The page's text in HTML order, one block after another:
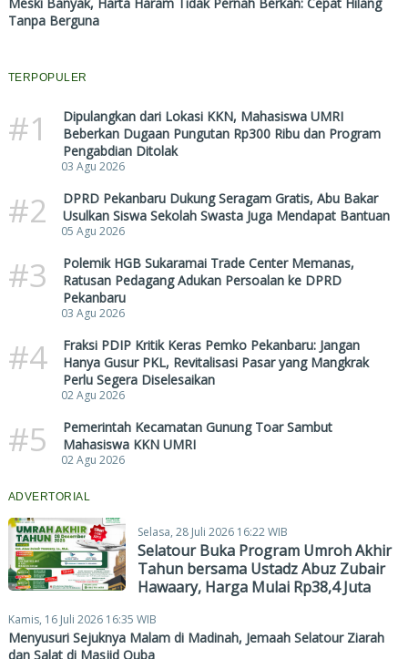
Meski Banyak, Harta Haram Tidak Pernah Berkah: Cepat Hilang
Tanpa Berguna
TERPOPULER
#1
Dipulangkan dari Lokasi KKN, Mahasiswa UMRI
Beberkan Dugaan Pungutan Rp300 Ribu dan Program
Pengabdian Ditolak
03 Agu 2026
#2
DPRD Pekanbaru Dukung Seragam Gratis, Abu Bakar
Usulkan Siswa Sekolah Swasta Juga Mendapat Bantuan
05 Agu 2026
#3
Polemik HGB Sukaramai Trade Center Memanas,
Ratusan Pedagang Adukan Persoalan ke DPRD
Pekanbaru
03 Agu 2026
#4
Fraksi PDIP Kritik Keras Pemko Pekanbaru: Jangan
Hanya Gusur PKL, Revitalisasi Pasar yang Mangkrak
Perlu Segera Diselesaikan
02 Agu 2026
#5
Pemerintah Kecamatan Gunung Toar Sambut
Mahasiswa KKN UMRI
02 Agu 2026
ADVERTORIAL
Selasa, 28 Juli 2026 16:22 WIB
Selatour Buka Program Umroh Akhir
Tahun bersama Ustadz Abuz Zubair
Hawaary, Harga Mulai Rp38,4 Juta
Kamis, 16 Juli 2026 16:35 WIB
Menyusuri Sejuknya Malam di Madinah, Jemaah Selatour Ziarah
dan Salat di Masjid Quba